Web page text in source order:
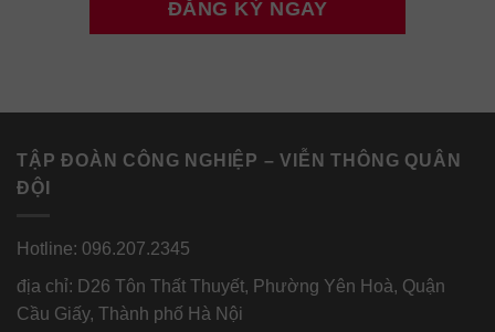
TẬP ĐOÀN CÔNG NGHIỆP – VIỄN THÔNG QUÂN
ĐỘI
Hotline: 096.207.2345
địa chỉ: D26 Tôn Thất Thuyết, Phường Yên Hoà, Quận
Cầu Giấy, Thành phố Hà Nội